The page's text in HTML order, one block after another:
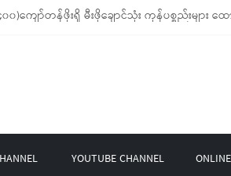
)ကျော်တန်ဖိုးရှိ မီးဖိုချောင်သုံး ကုန်ပစ္စည်းများ
ေရဲ့ နောက်ခံသမိုင်းကြောင်းပါ လက်ကမ်းစာစောင်မျ
YOUTUBE CHANNEL